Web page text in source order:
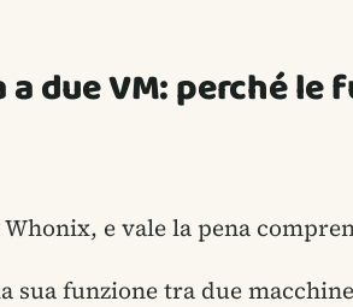
a due VM: perché le
e vale la pena
sua funzione tra due